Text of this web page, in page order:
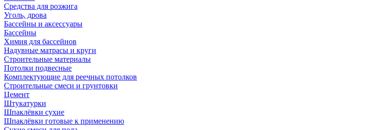
Средства для розжига
Уголь, дрова
Бассейны и аксессуары
Бассейны
Химия для бассейнов
Надувные матрасы и круги
Строительные материалы
Потолки подвесные
Комплектующие для реечных потолков
Строительные смеси и грунтовки
Цемент
Штукатурки
Шпаклёвки сухие
Шпаклёвки готовые к применению